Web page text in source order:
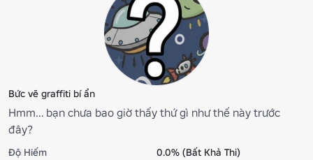
Bức vẽ graffiti bí ẩn
Hmm... bạn chưa bao giờ thấy thứ gì như thế này trước
đây?
Độ Hiếm
0.0% (Bất Khả Thi)